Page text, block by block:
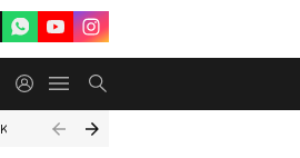
Kolkata Weather Update